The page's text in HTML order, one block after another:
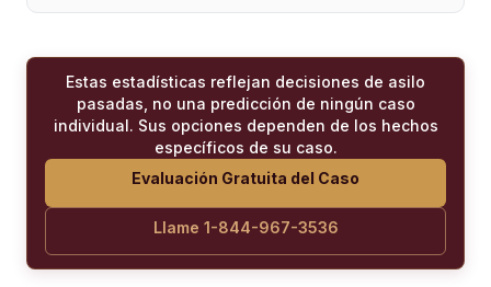
Estas estadísticas reflejan decisiones de asilo
pasadas, no una predicción de ningún caso
individual. Sus opciones dependen de los hechos
específicos de su caso.
Evaluación Gratuita del Caso
Llame 1-844-967-3536